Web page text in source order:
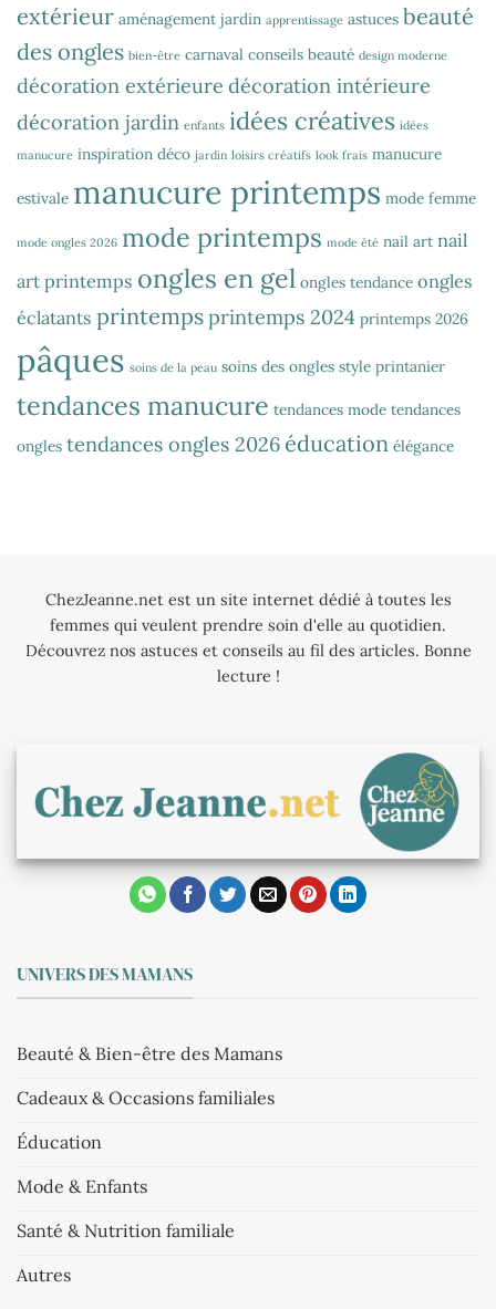
extérieur aménagement jardin apprentissage astuces beauté
des ongles bien-être carnaval conseils beauté design moderne
décoration extérieure décoration intérieure
décoration jardin enfants idées créatives idées
manucure inspiration déco jardin loisirs créatifs look frais manucure
estivale manucure printemps mode femme
mode ongles 2026 mode printemps mode été nail art nail
art printemps ongles en gel ongles tendance ongles
éclatants printempsprintemps 2024 printemps 2026
pâques soins de la peau soins des ongles style printanier
tendances manucure tendances mode tendances
ongles tendances ongles 2026 éducation élégance
ChezJeanne.net est un site internet dédié à toutes les
femmes qui veulent prendre soin d'elle au quotidien.
Découvrez nos astuces et conseils au fil des articles. Bonne
lecture !
UNIVERS DES MAMANS
Beauté & Bien-être des Mamans
Cadeaux & Occasions familiales
Éducation
Mode & Enfants
Santé & Nutrition familiale
Autres